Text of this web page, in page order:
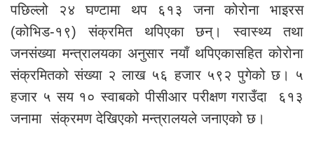
पछिल्लो २४ घण्टामा थप ६१३ जना कोरोना भाइरस
(कोभिड-१९) संक्रमित थपिएका छन्। स्वास्थ्य तथा
जनसंख्या मन्त्रालयका अनुसार नयाँ थपिएकासहित कोरोना
संक्रमितको संख्या २ लाख ५६ हजार ५९२ पुगेको छ। ५
हजार ५ सय १० स्वाबको पीसीआर परीक्षण गराउँदा ६१३
जनामा संक्रमण देखिएको मन्त्रालयले जनाएको छ।